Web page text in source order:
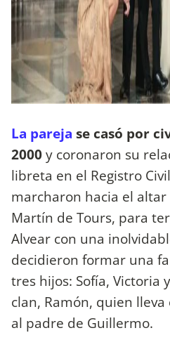
La pareja se casó por
2000y coronaron su
libreta en el Registro
marcharon hacia el altar
Martín de Tours, para
Alvear con una
decidieron formar una
tres hijos: Sofía, Victoria
clan, Ramón, quien
al padre de Guillermo.